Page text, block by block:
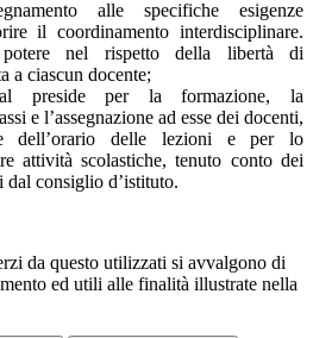
alle specifiche esigenze
il coordinamento interdisciplinare.
nel rispetto della libertà di
a ciascun docente;
preside per la formazione, la
e l’assegnazione ad esse dei docenti,
dell’orario delle lezioni e per lo
attività scolastiche, tenuto conto dei
consiglio d’istituto.
da questo utilizzati si avvalgono di
ed utili alle finalità illustrate nella